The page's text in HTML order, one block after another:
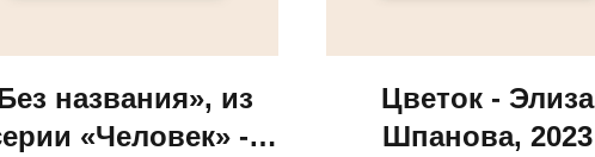
названия», из
«Человек» -
Цветок - Элиза
Шпанова, 2023